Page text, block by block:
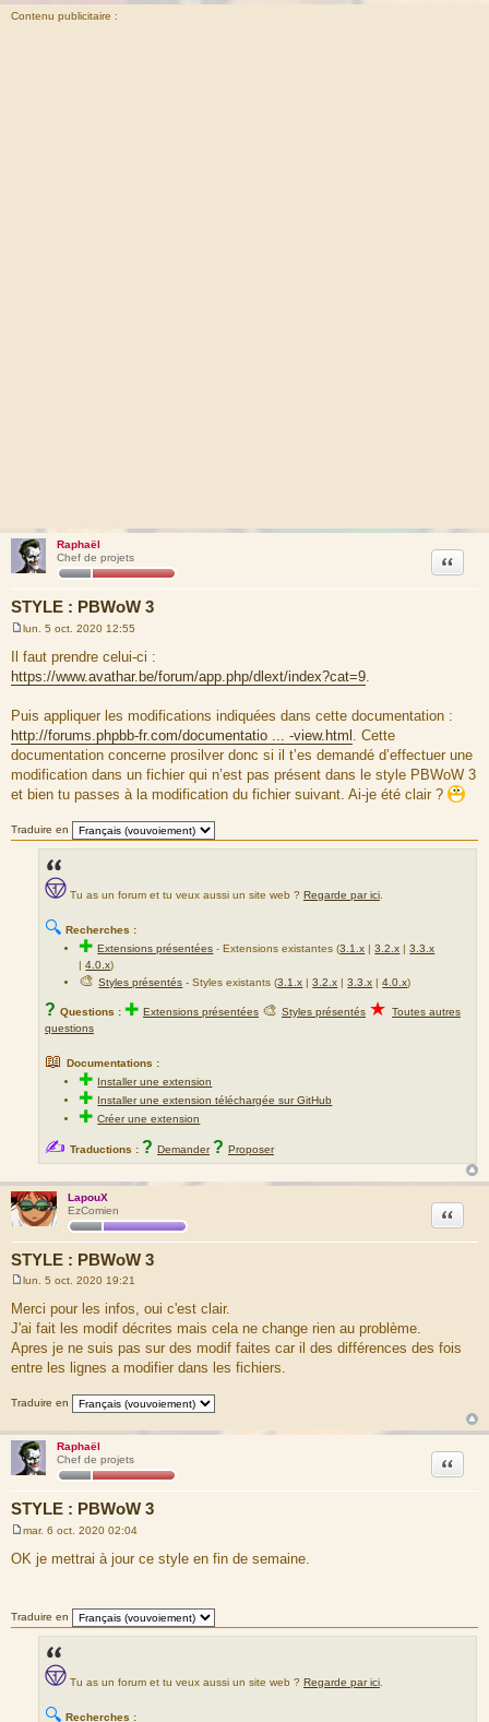
Contenu publicitaire :
Raphaël
Chef de projets
STYLE : PBWoW 3
Citation
e
s
s
e
lun. 5 oct. 2020 12:55
Il faut prendre celui-ci :
https://www.avathar.be/forum/app.php/dlext/index?cat=9
Puis appliquer les modifications indiquées dans cette documentation :
http://forums.phpbb-fr.com/documentatio ... -view.html . Cette
documentation concerne prosilver donc si il t’es demandé d’effectuer une
modification dans un fichier qui n’est pas présent dans le style PBWoW 3
et bien tu passes à la modification du fichier suivant. Ai-je été clair ?
Traduire en
Tu as un forum et tu veux aussi un site web ? Regarde par ici
🔍 Recherches :
✚Extensions présentées -Extensions existantes (3.1.x |3.2.x |3.3.x
|4.0.x)
🎨Styles présentés - Styles existants (3.1.x |3.2.x |3.3.x |4.0.x)
? Questions : ✚ Extensions présentées 🎨 Styles présentés ★ Toutes autres
questions
📖 Documentations :
✚ Installer une extension
✚ Installer une extension téléchargée sur GitHub
✚Créer une extension
✍ Traductions : ? Demander ? Proposer
LapouX
EzComien
STYLE : PBWoW 3
Citation
e
s
s
a
g
e
lun. 5 oct. 2020 19:21
Merci pour les infos, oui c'est clair.
J'ai fait les modif décrites mais cela ne change rien au problème.
Apres je ne suis pas sur des modif faites car il des différences des fois
entre les lignes a modifier dans les fichiers.
Traduire en
Raphaël
Chef de projets
STYLE : PBWoW 3
Citation
e
s
e
mar. 6 oct. 2020 02:04
OK je mettrai à jour ce style en fin de semaine.
Traduire en
Tu as un forum et tu veux aussi un site web ? Regarde par ici.
🔍 Recherches :